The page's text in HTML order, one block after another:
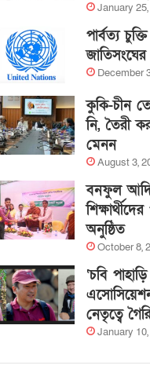
January
পার্বত্য
জাতিসংঘের
December
কুকি-চীন
নি, তৈরী
মেনন
August 3,
বনফুল
অনুষ্ঠিত
October 8,
‘চবি
নেতৃত্বে
January